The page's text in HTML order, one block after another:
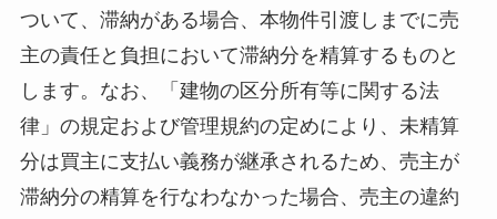
ついて、滞納がある場合、本物件引渡しまでに売
主の責任と負担において滞納分を精算するものと
します。なお、「建物の区分所有等に関する法
律」の規定および管理規約の定めにより、未精算
分は買主に支払い義務が継承されるため、売主が
滞納分の精算を行なわなかった場合、売主の違約